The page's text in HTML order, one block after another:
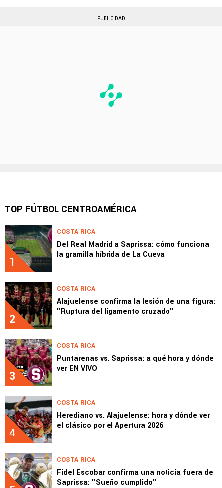
PUBLICIDAD
TOP FÚTBOL CENTROAMÉRICA
1
COSTA RICA
Del Real Madrid a Saprissa: cómo funciona
la gramilla híbrida de La Cueva
2
COSTA RICA
Alajuelense confirma la lesión de una figura:
"Ruptura del ligamento cruzado"
3
COSTA RICA
Puntarenas vs. Saprissa: a qué hora y dónde
ver EN VIVO
4
COSTA RICA
Herediano vs. Alajuelense: hora y dónde ver
el clásico por el Apertura 2026
COSTA RICA
Fidel Escobar confirma una noticia fuera de
Saprissa: "Sueño cumplido"